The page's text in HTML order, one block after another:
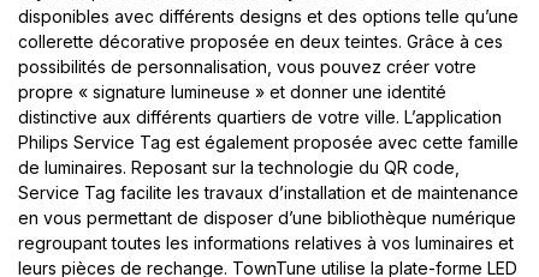
disponibles avec différents designs et des options telle qu’une
collerette décorative proposée en deux teintes. Grâce à ces
possibilités de personnalisation, vous pouvez créer votre
propre « signature lumineuse » et donner une identité
distinctive aux différents quartiers de votre ville. L’application
Philips Service Tag est également proposée avec cette famille
de luminaires. Reposant sur la technologie du QR code,
Service Tag facilite les travaux d’installation et de maintenance
en vous permettant de disposer d’une bibliothèque numérique
regroupant toutes les informations relatives à vos luminaires et
leurs pièces de rechange. TownTune utilise la plate-forme LED